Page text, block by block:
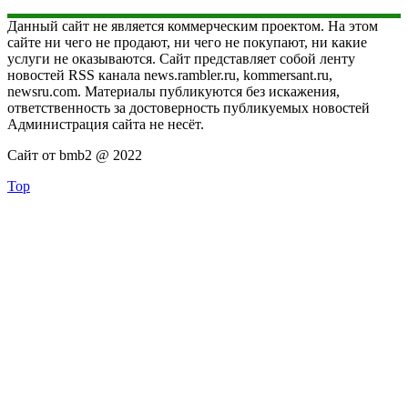
Данный сайт не является коммерческим проектом. На этом
сайте ни чего не продают, ни чего не покупают, ни какие
услуги не оказываются. Сайт представляет собой ленту
новостей RSS канала news.rambler.ru, kommersant.ru,
newsru.com. Материалы публикуются без искажения,
ответственность за достоверность публикуемых новостей
Администрация сайта не несёт.
Сайт от bmb2 @ 2022
Top